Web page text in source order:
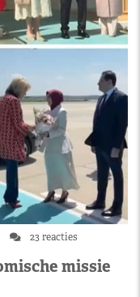
23 reacties
missie